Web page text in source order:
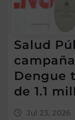
Salud
Dengue
de 1.1
Jul 23, 2026